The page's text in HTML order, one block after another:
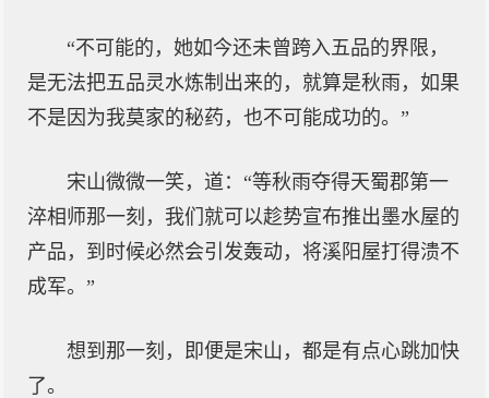
“不可能的，她如今还未曾跨入五品的界限，
是无法把五品灵水炼制出来的，就算是秋雨，如果
不是因为我莫家的秘药，也不可能成功的。”
宋山微微一笑，道：“等秋雨夺得天蜀郡第一
淬相师那一刻，我们就可以趁势宣布推出墨水屋的
产品，到时候必然会引发轰动，将溪阳屋打得溃不
成军。”
想到那一刻，即便是宋山，都是有点心跳加快
了。